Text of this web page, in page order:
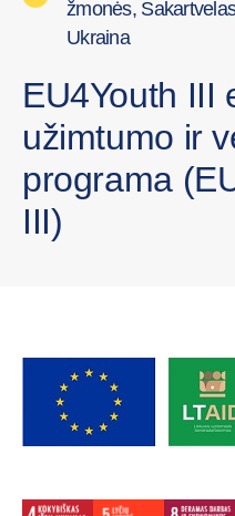
žmonės,
Ukraina
EU4Youth III
užimtumo ir
programa
III)